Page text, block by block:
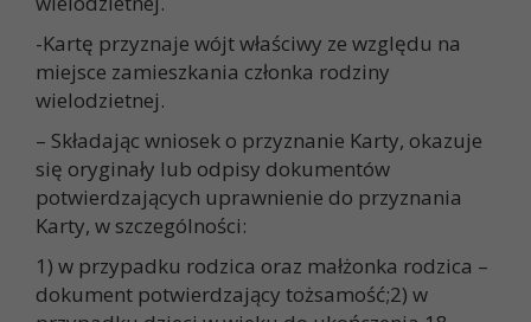
-Kartę przyznaje wójt właściwy ze względu na
miejsce zamieszkania członka rodziny
wielodzietnej.
– Składając wniosek o przyznanie Karty, okazuje
się oryginały lub odpisy dokumentów
potwierdzających uprawnienie do przyznania
Karty, w szczególności:
1) w przypadku rodzica oraz małżonka rodzica –
dokument potwierdzający tożsamość;2) w